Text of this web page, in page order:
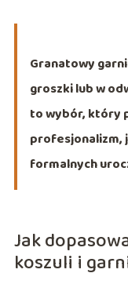
Granatowy
groszki lub w
to wybór, który
profesjonalizm,
formalnych
Jak
koszuli i